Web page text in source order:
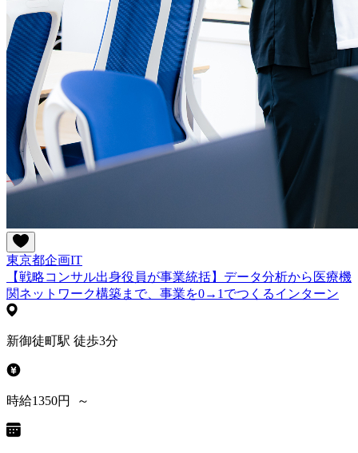
東京都企画IT
【戦略コンサル出身役員が事業統括】データ分析から医療機
関ネットワーク構築まで、事業を0→1でつくるインターン
新御徒町駅 徒歩3分
時給1350円 ～